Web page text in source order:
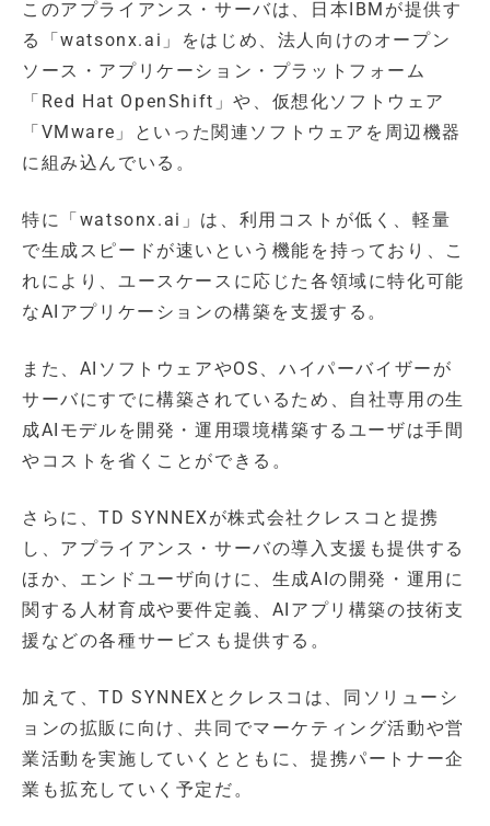
このアプライアンス・サーバは、日本IBMが提供す
る「watsonx.ai」をはじめ、法人向けのオープン
ソース・アプリケーション・プラットフォーム
「Red Hat OpenShift」や、仮想化ソフトウェア
「VMware」といった関連ソフトウェアを周辺機器
に組み込んでいる。
特に「watsonx.ai」は、利用コストが低く、軽量
で生成スピードが速いという機能を持っており、こ
れにより、ユースケースに応じた各領域に特化可能
なAIアプリケーションの構築を支援する。
また、AIソフトウェアやOS、ハイパーバイザーが
サーバにすでに構築されているため、自社専用の生
成AIモデルを開発・運用環境構築するユーザは手間
やコストを省くことができる。
さらに、TD SYNNEXが株式会社クレスコと提携
し、アプライアンス・サーバの導入支援も提供する
ほか、エンドユーザ向けに、生成AIの開発・運用に
関する人材育成や要件定義、AIアプリ構築の技術支
援などの各種サービスも提供する。
加えて、TD SYNNEXとクレスコは、同ソリューシ
ョンの拡販に向け、共同でマーケティング活動や営
業活動を実施していくとともに、提携パートナー企
業も拡充していく予定だ。